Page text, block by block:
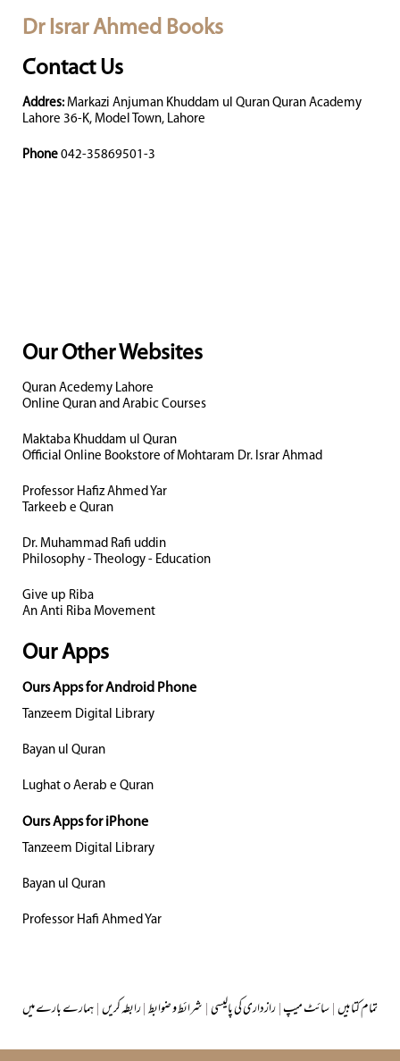
Dr Israr Ahmed Books
Contact Us
Addres: Markazi Anjuman Khuddam ul Quran Quran Academy
Lahore 36-K, Model Town, Lahore
Phone 042-35869501-3
Our Other Websites
Quran Acedemy Lahore
Online Quran and Arabic Courses
Maktaba Khuddam ul Quran
Official Online Bookstore of Mohtaram Dr. Israr Ahmad
Professor Hafiz Ahmed Yar
Tarkeeb e Quran
Dr. Muhammad Rafi uddin
Philosophy - Theology - Education
Give up Riba
An Anti Riba Movement
Our Apps
Ours Apps for Android Phone
Tanzeem Digital Library
Bayan ul Quran
Lughat o Aerab e Quran
Ours Apps for iPhone
Tanzeem Digital Library
Bayan ul Quran
Professor Hafi Ahmed Yar
ہمارے بارے میں|رابطہ کریں|شرائط و ضوابط|رازداری کی پالیسی|سائٹ میپ|تمام کتابیں